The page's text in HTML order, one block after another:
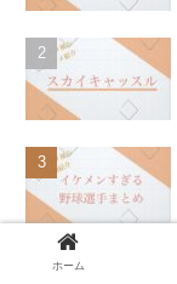
ホーム